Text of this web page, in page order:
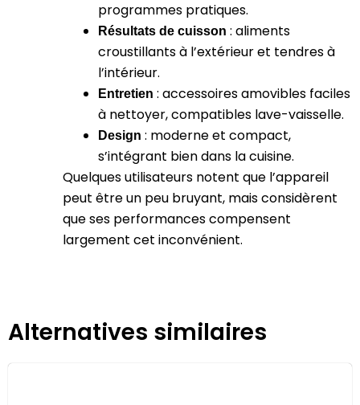
programmes pratiques.
Résultats de cuisson : aliments
croustillants à l’extérieur et tendres à
l’intérieur.
Entretien : accessoires amovibles faciles
à nettoyer, compatibles lave-vaisselle.
Design : moderne et compact,
s’intégrant bien dans la cuisine.
Quelques utilisateurs notent que l’appareil
peut être un peu bruyant, mais considèrent
que ses performances compensent
largement cet inconvénient.
Alternatives similaires